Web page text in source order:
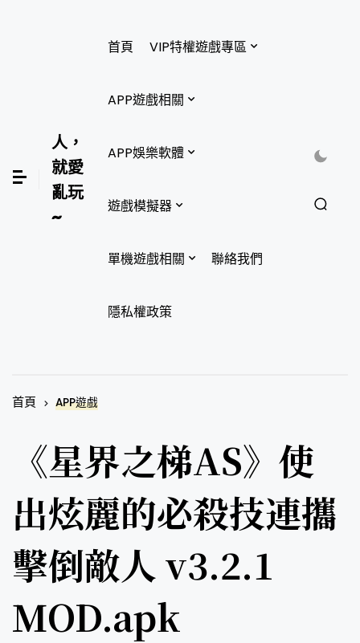
人，
就愛
亂玩
~
首頁 VIP特權遊戲專區
APP遊戲相關
APP娛樂軟體
遊戲模擬器
單機遊戲相關 聯絡我們
隱私權政策
首頁 APP遊戲
《星界之梯AS》使
出炫麗的必殺技連攜
擊倒敵人 v3.2.1
MOD.apk